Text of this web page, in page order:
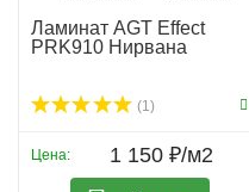
Ламинат AGT Effect
PRK910 Нирвана
(1)
Цена: 1 150 ₽/м2